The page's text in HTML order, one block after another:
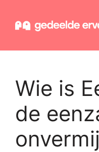
naar
Wie is
de